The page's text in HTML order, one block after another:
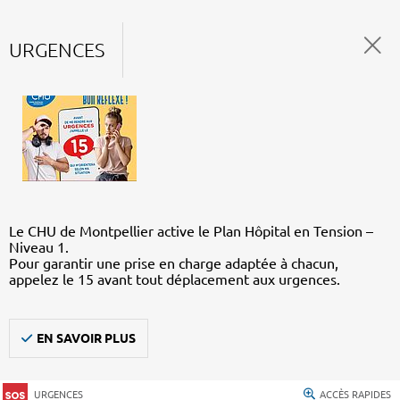
URGENCES
Le CHU de Montpellier active le Plan Hôpital en Tension –
Niveau 1.
Pour garantir une prise en charge adaptée à chacun,
appelez le 15 avant tout déplacement aux urgences.
EN SAVOIR PLUS
URGENCES ACCÈS RAPIDES